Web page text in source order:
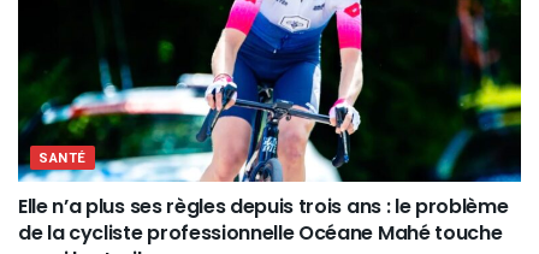
SANTÉ
Elle n’a plus ses règles depuis trois ans : le problème
de la cycliste professionnelle Océane Mahé touche